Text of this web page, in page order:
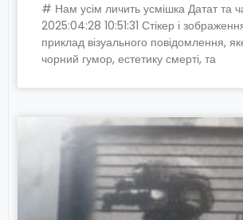
# Нам усім личить усмішка Датат та
2025:04:28 10:51:31 Стікер і
приклад візуального повідомлення,
чорний гумор, естетику смерті, та